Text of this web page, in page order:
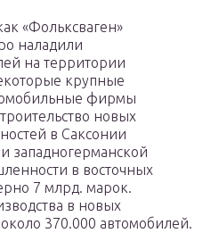
«Фольксваген»
наладили
на территории
крупные
фирмы
новых
в Саксонии
западногерманской
в восточных
7 млрд. марок.
в новых
370.000 автомобилей.